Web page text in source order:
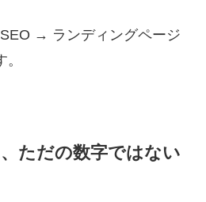
→ ランディングページ
ただの数字ではない